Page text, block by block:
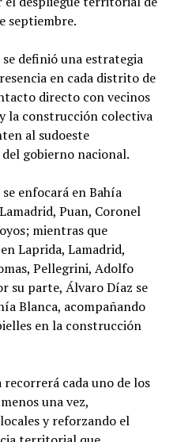
septiembre.
definió una estrategia
en cada distrito de
directo con vecinos
la construcción colectiva
al sudoeste
gobierno nacional.
enfocará en Bahía
Puan, Coronel
mientras que
Laprida, Lamadrid,
Pellegrini, Adolfo
su parte, Álvaro Díaz se
Blanca, acompañando
en la construcción
cada uno de los
una vez,
y reforzando el